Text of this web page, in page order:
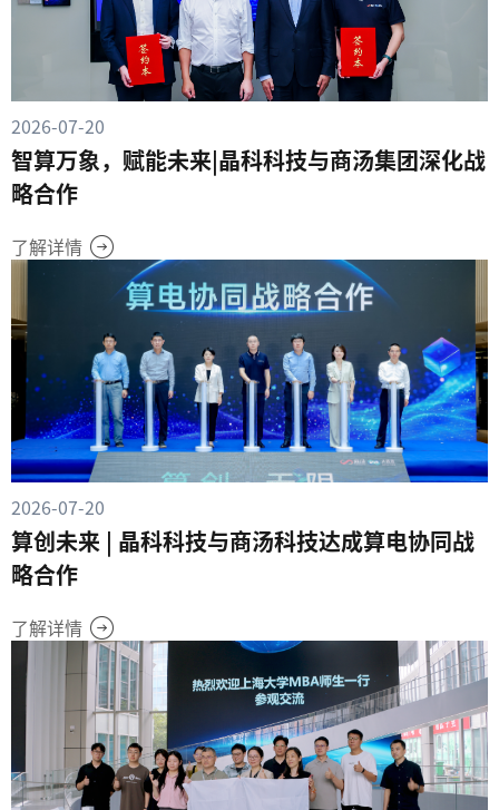
2026-07-20
智算万象，赋能未来|晶科科技与商汤集团深化战
略合作
了解详情
2026-07-20
算创未来 | 晶科科技与商汤科技达成算电协同战
略合作
了解详情